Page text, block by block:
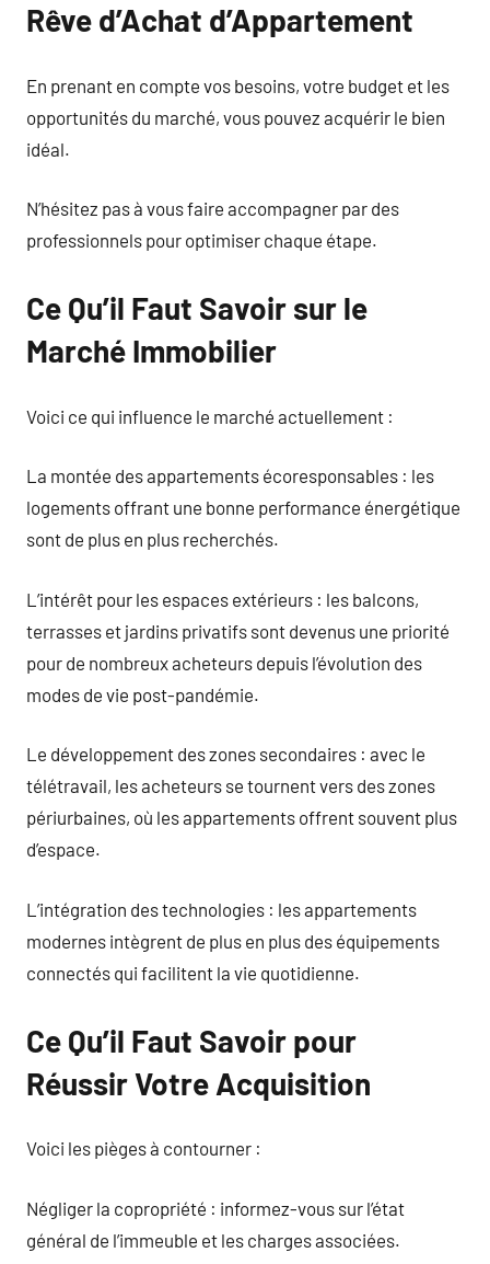
Rêve d’Achat d’Appartement
En prenant en compte vos besoins, votre budget et les
opportunités du marché, vous pouvez acquérir le bien
idéal.
N’hésitez pas à vous faire accompagner par des
professionnels pour optimiser chaque étape.
Ce Qu’il Faut Savoir sur le
Marché Immobilier
Voici ce qui influence le marché actuellement :
La montée des appartements écoresponsables : les
logements offrant une bonne performance énergétique
sont de plus en plus recherchés.
L’intérêt pour les espaces extérieurs : les balcons,
terrasses et jardins privatifs sont devenus une priorité
pour de nombreux acheteurs depuis l’évolution des
modes de vie post-pandémie.
Le développement des zones secondaires : avec le
télétravail, les acheteurs se tournent vers des zones
périurbaines, où les appartements offrent souvent plus
d’espace.
L’intégration des technologies : les appartements
modernes intègrent de plus en plus des équipements
connectés qui facilitent la vie quotidienne.
Ce Qu’il Faut Savoir pour
Réussir Votre Acquisition
Voici les pièges à contourner :
Négliger la copropriété : informez-vous sur l’état
général de l’immeuble et les charges associées.